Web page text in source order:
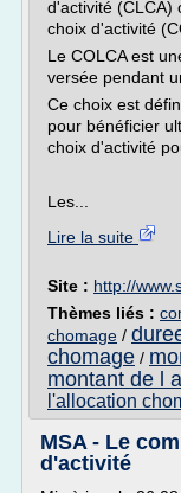
d'activité (CLCA)
choix d'activité
Le COLCA est
versée pendant
Ce choix est
pour bénéficier
choix d'activité
Les...
Lire la suite
Site : http://
Thèmes liés :
chomage /
chomage /
montant de l
l'allocation
MSA - Le
d'activité